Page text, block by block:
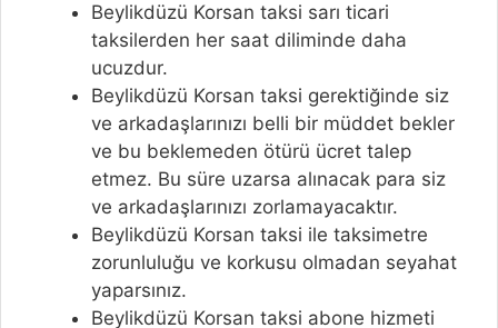
Beylikdüzü Korsan taksi sarı ticari
taksilerden her saat diliminde daha
ucuzdur.
Beylikdüzü Korsan taksi gerektiğinde siz
ve arkadaşlarınızı belli bir müddet bekler
ve bu beklemeden ötürü ücret talep
etmez. Bu süre uzarsa alınacak para siz
ve arkadaşlarınızı zorlamayacaktır.
Beylikdüzü Korsan taksi ile taksimetre
zorunluluğu ve korkusu olmadan seyahat
yaparsınız.
Beylikdüzü Korsan taksi abone hizmeti